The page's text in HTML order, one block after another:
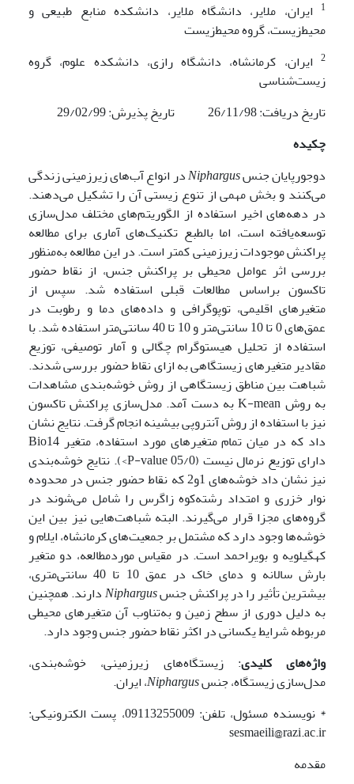
1 ایران، ملایر، دانشگاه ملایر، دانشکده منابع طبیعی و
محیط‌زیست، گروه محیط‌زیست
2 ایران، کرمانشاه، دانشگاه رازی، دانشکده علوم، گروه
زیست‌شناسی
تاریخ دریافت: 26/11/98 تاریخ پذیرش: 29/02/99
چکیده
دوجورپایان جنسNiphargusدر انواع آب‌های زیرزمینی زندگی
می‌کنند و بخش مهمی از تنوع زیستی آن را تشکیل می‌دهند.
در دهه‌های اخیر استفاده از الگوریتم‌های مختلف مدل‌سازی
توسعه‌یافته است، اما بالطبع تکنیک‌های آماری برای مطالعه
پراکنش موجودات زیرزمینی کمتر است. در این مطالعه به‌منظور
بررسی اثر عوامل محیطی بر پراکنش جنس، از نقاط حضور
تاکسون براساس مطالعات قبلی استفاده شد. سپس از
متغیرهای اقلیمی، توپوگرافی و داده‌های دما و رطوبت در
عمق‌های 0 تا 10 سانتی‌متر و 10 تا 40 سانتی‌متر استفاده شد. با
استفاده از تحلیل هیستوگرام چگالی و آمار توصیفی، توزیع
مقادیر متغیرهای زیستگاهی به ازای نقاط حضور بررسی شدند.
شباهت بین مناطق زیستگاهی از روش خوشه‌بندی مشاهدات
به روش K-mean به دست آمد. مدل‌سازی پراکنش تاکسون
نیز با استفاده از روش آنتروپی بیشینه انجام گرفت. نتایج نشان
داد که در میان تمام متغیرهای مورد ‌استفاده، متغیر Bio14
دارای توزیع نرمال نیست (05/0 P-value>). نتایج خوشه‌بندی
نیز نشان داد خوشه‌های 1و2 که نقاط حضور جنس در محدوده
نوار خزری و امتداد رشته‌کوه زاگرس را شامل می‌شوند در
گروه‌های مجزا قرار می‌گیرند. البته شباهت‌هایی نیز بین این
خوشه‌ها وجود دارد که مشتمل بر جمعیت‌های کرمانشاه، ایلام و
کهگیلویه و بویراحمد است. در مقیاس مورد‌مطالعه، دو متغیر
بارش سالانه و دمای خاک در عمق 10 تا 40 سانتی‌متری،
بیشترین تأثیر را در پراکنش جنسNiphargusدارند. همچنین
به دلیل دوری از سطح زمین و به‌تناوب آن متغیرهای محیطی
مربوطه شرایط یکسانی در اکثر نقاط حضور جنس وجود دارد.
واژه‌های کلیدی: زیستگاه‌های زیرزمینی، خوشه‌بندی،
مدل‌سازی زیستگاه، جنسNiphargus، ایران.
* نویسنده مسئول، تلفن: 09113255009، پست الکترونیکی:
sesmaeili@razi.ac.ir
مقدمه